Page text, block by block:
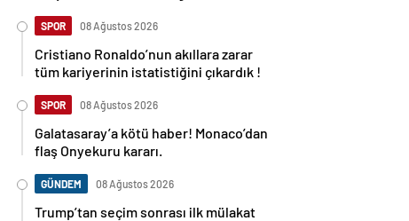
SPOR 08 Ağustos 2026
Cristiano Ronaldo’nun akıllara zarar
tüm kariyerinin istatistiğini çıkardık !
SPOR 08 Ağustos 2026
Galatasaray’a kötü haber! Monaco’dan
flaş Onyekuru kararı.
GÜNDEM 08 Ağustos 2026
Trump’tan seçim sonrası ilk mülakat